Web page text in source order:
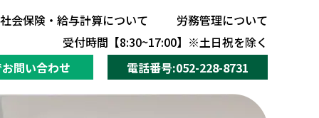
社会保険・給与計算について
労務管理について
受付時間【8:30~17:00】※土日祝を除く
問い合わせ
電話番号:052-228-8731
社会保険・給与計算について 労務管理について